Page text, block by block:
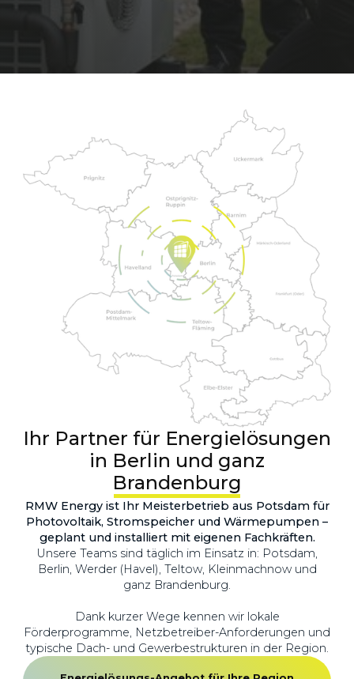
Ihr Partner für Energielösungen
in Berlin und ganz
Brandenburg
RMW Energy ist Ihr Meisterbetrieb aus Potsdam für
Photovoltaik, Stromspeicher und Wärmepumpen –
geplant und installiert mit eigenen Fachkräften.
Unsere Teams sind täglich im Einsatz in: Potsdam,
Berlin, Werder (Havel), Teltow, Kleinmachnow und
ganz Brandenburg.
Dank kurzer Wege kennen wir lokale
Förderprogramme, Netzbetreiber-Anforderungen und
typische Dach- und Gewerbestrukturen in der Region.